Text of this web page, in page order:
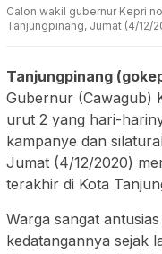
Calon wakil gubernur Kepri
Tanjungpinang, Jumat (4/12/
Tanjungpinang
Gubernur (Cawagub)
urut 2 yang hari-
kampanye dan
Jumat (4/12/2020)
terakhir di Kota
Warga sangat
kedatangannya sejak